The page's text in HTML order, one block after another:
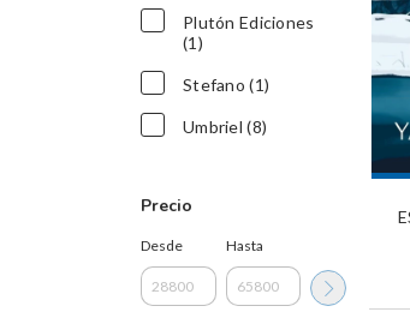
Plutón Ediciones
(1)
Stefano (1)
Umbriel (8)
Precio
Desde Hasta